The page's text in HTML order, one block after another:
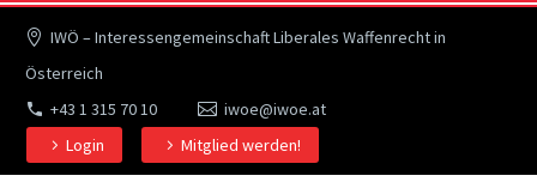
IWÖ – Interessengemeinschaft Liberales Waffenrecht in
Österreich
+43 1 315 70 10
iwoe@iwoe.at
Login
Mitglied werden!